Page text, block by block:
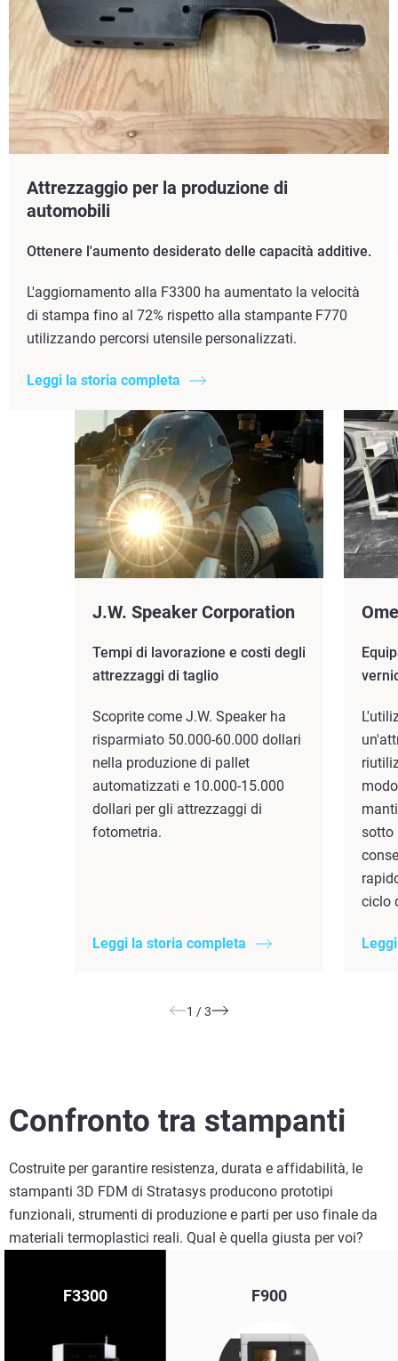
Attrezzaggio per la produzione di
automobili
Ottenere l'aumento desiderato delle capacità additive.
L'aggiornamento alla F3300 ha aumentato la velocità
di stampa fino al 72% rispetto alla stampante F770
utilizzando percorsi utensile personalizzati.
Leggi la storia completa
J.W. Speaker Corporation
Tempi di lavorazione e costi degli
attrezzaggi di taglio
Scoprite come J.W. Speaker ha
risparmiato 50.000-60.000 dollari
nella produzione di pallet
automatizzati e 10.000-15.000
dollari per gli attrezzaggi di
fotometria.
Leggi la storia completa
sotto
ciclo
1 /3
Confronto tra stampanti
Costruite per garantire resistenza, durata e affidabilità, le
stampanti 3D FDM di Stratasys producono prototipi
funzionali, strumenti di produzione e parti per uso finale da
materiali termoplastici reali. Qual è quella giusta per voi?
F3300 F900